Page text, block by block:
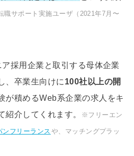
職サポート実施ユーザ（2021年7月〜
採用企業と取引する母体企業
、卒業生向けに 100社以上の開
が積めるWeb系企業の求人をキ
紹介してくれます。
※フリーエン
ンフリーランス や、マッチングプラッ